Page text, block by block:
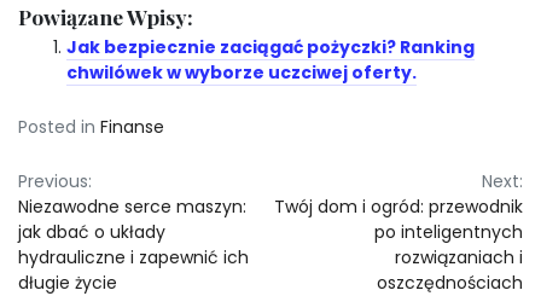
Powiązane Wpisy:
Jak bezpiecznie zaciągać pożyczki? Ranking
chwilówek w wyborze uczciwej oferty.
Posted in Finanse
Nawigacja
wpisu
Previous:
Niezawodne serce maszyn:
jak dbać o układy
hydrauliczne i zapewnić ich
długie życie
Next:
Twój dom i ogród: przewodnik
po inteligentnych
rozwiązaniach i
oszczędnościach